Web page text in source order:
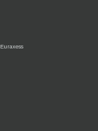
Euraxess